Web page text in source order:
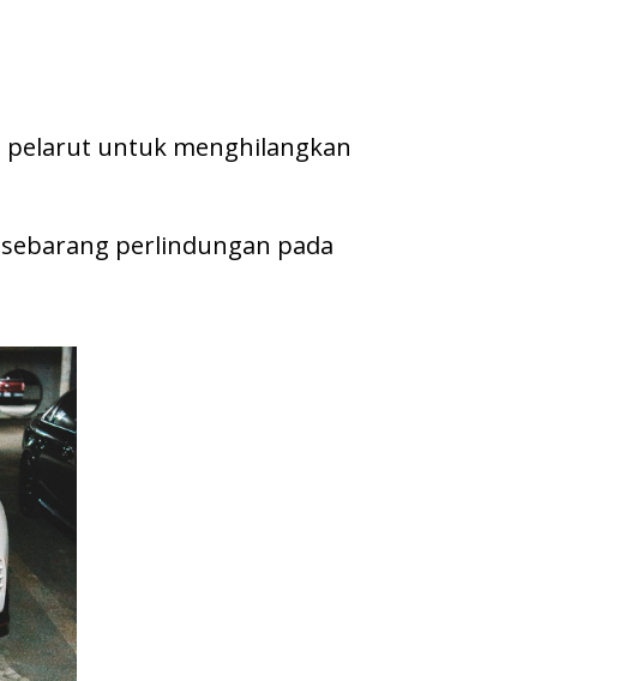
pelarut untuk menghilangkan
perlindungan pada